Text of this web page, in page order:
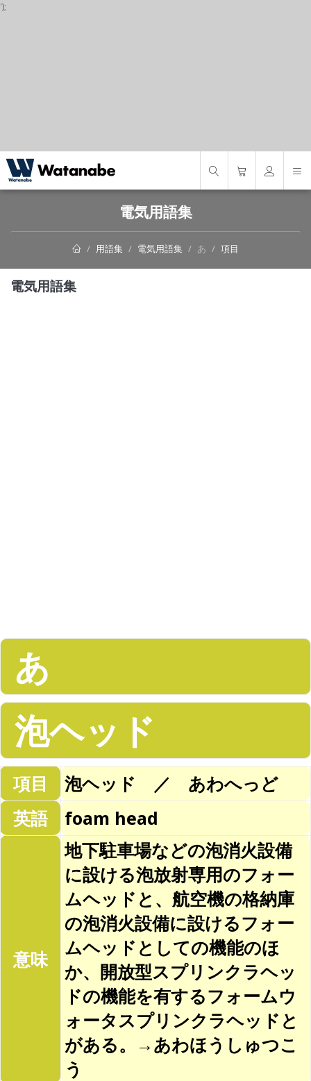
');
電気用語集
用語集 電気用語集 あ 項目
電気用語集
あ
泡ヘッド
項目
泡ヘッド ／ あわへっど
英語
foam head
意味
地下駐車場などの泡消火設備
に設ける泡放射専用のフォー
ムヘッドと、航空機の格納庫
の泡消火設備に設けるフォー
ムヘッドとしての機能のほ
か、開放型スプリンクラヘッ
ドの機能を有するフォームウ
ォータスプリンクラヘッドと
がある。→あわほうしゅつこ
う